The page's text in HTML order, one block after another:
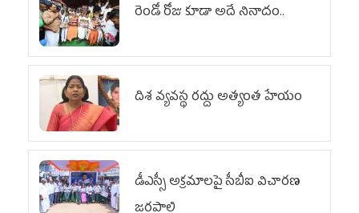
రెండో రోజు కూడా అదే నినాదం..
దిశ వ్యవస్థ రద్దు అత్యంత హేయం
డీఎస్సీ అక్రమాలపై సీబీఐ విచారణ